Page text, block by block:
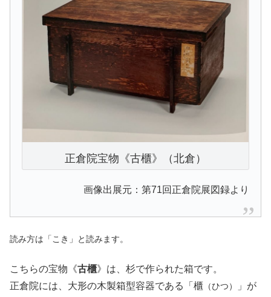
正倉院宝物《古櫃》（北倉）
画像出展元：第71回正倉院展図録より
読み方は「こき」と読みます。
こちらの宝物《古櫃》は、杉で作られた箱です。
正倉院には、大形の木製箱型容器である「櫃 （ひつ）
」が